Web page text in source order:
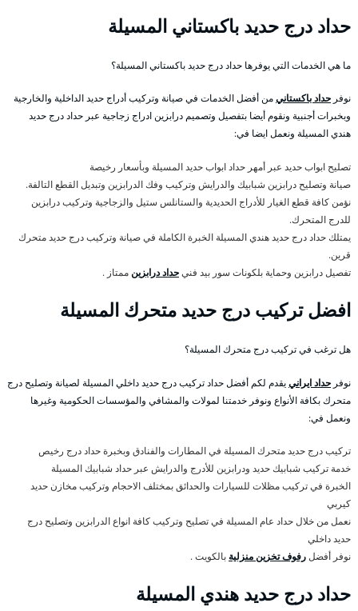
حداد درج حديد باكستاني المسيلة
ما هي الخدمات التي يوفرها حداد درج حديد باكستاني المسيلة؟
نوفر حداد باكستانيمن أفضل الخدمات في صيانة وتركيب أدراج حديد الداخلية والخارجية
وبخبرات أجنبية ونقوم أيضا بتفصيل وتصميم درابزين ادراج زجاجية عبر حداد درج حديد
هندي المسيلة ونعمل ايضا في:
تصليح ابواب حديد عبر أمهر حداد ابواب حديد المسيلة وبأسعار رخيصة
صيانة وتصليح درابزين شبابيك والدرايش وتركيب وفك الدرابزين وتبديل القطع التالفة.
نؤمن كافة قطع الغيار للأدراج الحديدية والستانلس ستيل والزجاجية وتركيب درابزين
للدرج المتحرك.
يمتلك حداد درج حديد هندي المسيلة الخبرة الكاملة في صيانة وتركيب درج حديد متحرك
قرين.
تفصيل درابزين وحماية بلكونات سور بيد فنيحداد درابزينممتاز .
افضل تركيب درج حديد متحرك المسيلة
هل ترغب في تركيب درج متحرك المسيلة؟
نوفر حداد ايرانييقدم لكم أفضل حداد تركيب درج حديد داخلي المسيلة لصيانة وتصليح درج
متحرك بكافة الأنواع ونوفر خدمتنا لمولات والمشافي والمؤسسات الحكومية وغيرها
ونعمل في:
تركيب درج حديد متحرك المسيلة في المطارات والفنادق وبخبرة حداد درج رخيص
خدمة تركيب شبابيك حديد ودرابزين للأدرج والدرايش عبر حداد شبابيك المسيلة
الخبرة في تركيب مظلات للسيارات والحدائق بمختلف الاحجام وتركيب مخازن حديد
كيربي
نعمل من خلال حداد عام المسيلة في تصليح وتركيب كافة انواع الدرابزين وتصليح درج
حديد داخلي
نوفر أفضلرفوف تخزين منزلية بالكويت .
حداد درج حديد هندي المسيلة